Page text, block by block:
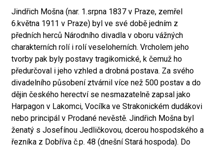
Jindřich Mošna (nar. 1.srpna 1837 v Praze, zemřel
6.května 1911 v Praze) byl ve své době jedním z
předních herců Národního divadla v oboru vážných
charakterních rolí i rolí veseloherních. Vrcholem jeho
tvorby pak byly postavy tragikomické, k čemuž ho
předurčoval i jeho vzhled a drobná postava. Za svého
divadelního působení ztvárnil více než 500 postav a do
dějin českého herectví se nesmazatelně zapsal jako
Harpagon v Lakomci, Vocílka ve Strakonickém dudákovi
nebo principál v Prodané nevěstě. Jindřich Mošna byl
ženatý s Josefínou Jedličkovou, dcerou hospodského a
řezníka z Dobříva č.p. 48 (dnešní Stará hospoda). Do